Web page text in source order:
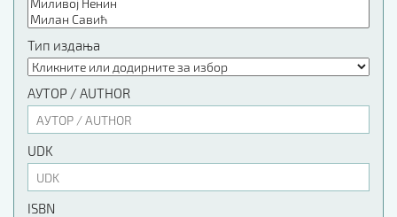
Тип издања
АУТОР / AUTHOR
UDK
ISBN